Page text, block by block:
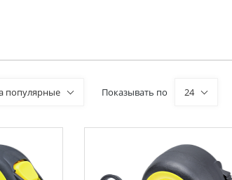
популярные Показывать по 24